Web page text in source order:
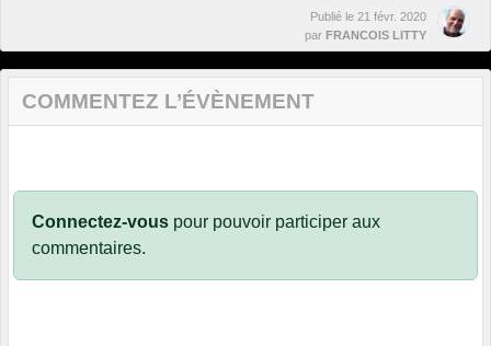
Publié le 21 févr. 2020
par FRANCOIS LITTY
COMMENTEZ L’ÉVÈNEMENT
Connectez-vous pour pouvoir participer aux
commentaires.